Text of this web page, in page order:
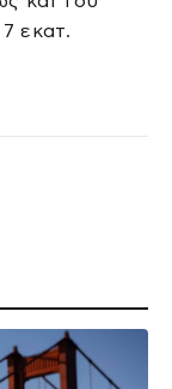
εκατ.